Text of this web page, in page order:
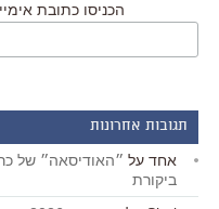
הכניסו כתובת
תגובות אחרונות
אחד על ״האודיסאה״ של
ביקורת